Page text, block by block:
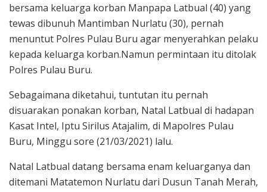
bersama keluarga korban Manpapa Latbual (40) yang
tewas dibunuh Mantimban Nurlatu (30), pernah
menuntut Polres Pulau Buru agar menyerahkan pelaku
kepada keluarga korban.Namun permintaan itu ditolak
Polres Pulau Buru.
Sebagaimana diketahui, tuntutan itu pernah
disuarakan ponakan korban, Natal Latbual di hadapan
Kasat Intel, Iptu Sirilus Atajalim, di Mapolres Pulau
Buru, Minggu sore (21/03/2021) lalu.
Natal Latbual datang bersama enam keluarganya dan
ditemani Matatemon Nurlatu dari Dusun Tanah Merah,